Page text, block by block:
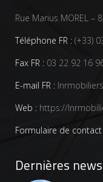
Rue Marius MOREL –
Téléphone FR : (+33)
Fax FR : 03 22 92 16
E-mail FR :
Web : https://
Formulaire de contact
Dernières news